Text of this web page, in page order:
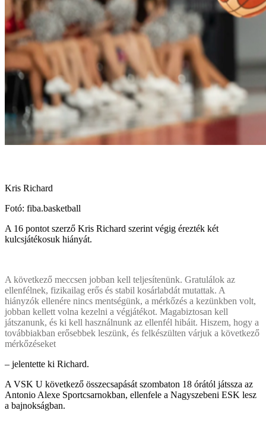
Kris Richard
Fotó: fiba.basketball
A 16 pontot szerző Kris Richard szerint végig érezték két
kulcsjátékosuk hiányát.
A következő meccsen jobban kell teljesítenünk. Gratulálok az
ellenfélnek, fizikailag erős és stabil kosárlabdát mutattak. A
hiányzók ellenére nincs mentségünk, a mérkőzés a kezünkben volt,
jobban kellett volna kezelni a végjátékot. Magabiztosan kell
játszanunk, és ki kell használnunk az ellenfél hibáit. Hiszem, hogy a
továbbiakban erősebbek leszünk, és felkészülten várjuk a következő
mérkőzéseket
– jelentette ki Richard.
A VSK U következő összecsapását szombaton 18 órától játssza az
Antonio Alexe Sportcsarnokban, ellenfele a Nagyszebeni ESK lesz
a bajnokságban.